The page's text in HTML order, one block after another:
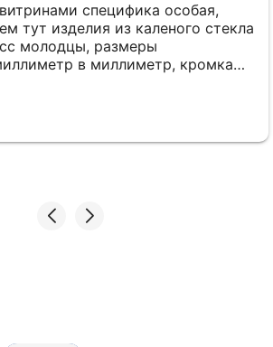
специфика особая,
тут изделия из каленого стекла
молодцы, размеры
в миллиметр, кромка
Менеджеры толковые,
Будем работать дальше.